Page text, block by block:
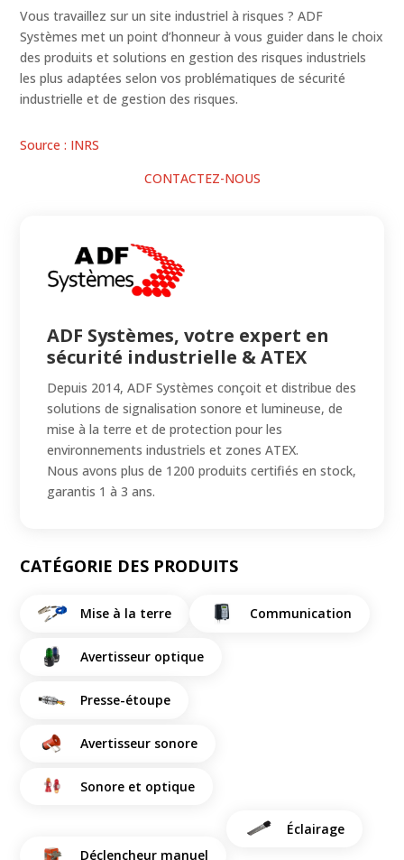
Vous travaillez sur un site industriel à risques ? ADF
Systèmes met un point d’honneur à vous guider dans le choix
des produits et solutions en gestion des risques industriels
les plus adaptées selon vos problématiques de sécurité
industrielle et de gestion des risques.
Source : INRS
CONTACTEZ-NOUS
ADF Systèmes, votre expert en
sécurité industrielle & ATEX
Depuis 2014, ADF Systèmes conçoit et distribue des
solutions de signalisation sonore et lumineuse, de
mise à la terre et de protection pour les
environnements industriels et zones ATEX.
Nous avons plus de 1200 produits certifiés en stock,
garantis 1 à 3 ans.
CATÉGORIE DES PRODUITS
Mise à la terre Communication
Avertisseur optique
Presse-étoupe
Avertisseur sonore
Sonore et optique
Déclencheur manuel
Éclairage